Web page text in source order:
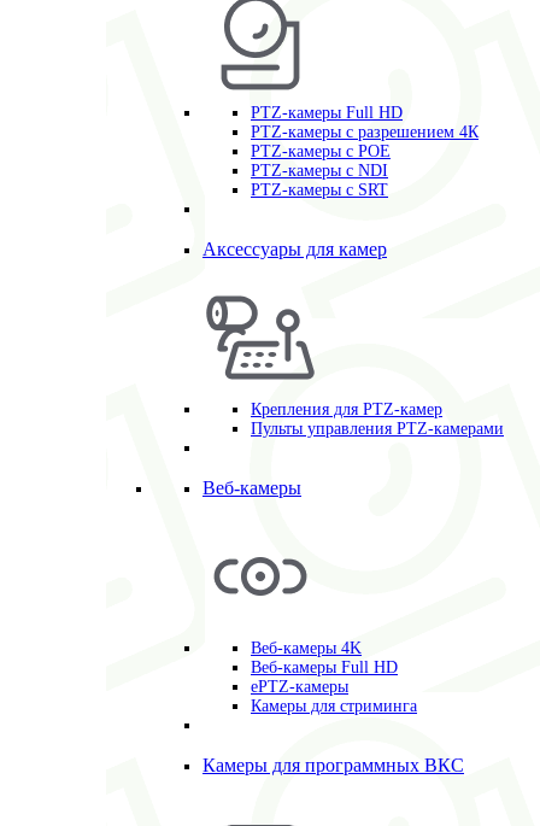
PTZ-камеры Full HD
PTZ-камеры с разрешением 4К
PTZ-камеры с POE
PTZ-камеры c NDI
PTZ-камеры с SRT
Аксессуары для камер
Крепления для PTZ-камер
Пульты управления PTZ-камерами
Веб-камеры
Веб-камеры 4K
Веб-камеры Full HD
ePTZ-камеры
Камеры для стриминга
Камеры для программных ВКС